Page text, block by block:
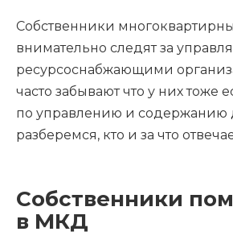
Собственники
внимательно следят за
ресурсоснабжающими
часто забывают что у них тоже
по управлению и содержанию
разберемся, кто и за что
Собственники
в МКД